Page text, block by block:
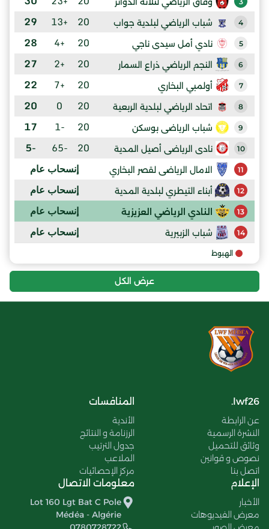
4 شباب الرياضي لبلدية جواب 20
+13
29
5 نادي أمل سيدى ناجي 20
+4
28
6 النجم الرياضي ذراع السمار 20
+2
27
7 أولمبي البخاري 20
+7
22
8 اتحاد الرياضي لبلدية الربعية 20
0
20
9 شباب الرياضى بوسكن 20
-1
17
10 نادى الرياضى أصيل المدية 20
-65
-5
11 الامال الرياضى لقصر البخاري إنسحاب عام
12 أبناء التيطري لبلدية المدية إنسحاب عام
13 النادي الرياضي العزيزية إنسحاب عام
14 شباب الزبيرية إنسحاب عام
الهبوط
عرض الكل
lwf26.
عن الرابطة
النشرة الرسمية
وثائق للتحميل
نصوص و قوانين
اتصل بنا
المنافسات
الأندية
الرزنامة و النتائج
جدول الترتيب
الملاعب
مركز الإحصائيات
الإعلام
الأخبار
معرض الفيديوهات
معلومات الاتصال
Lot 160 Lgt Bat C Pole
Médéa - Algérie